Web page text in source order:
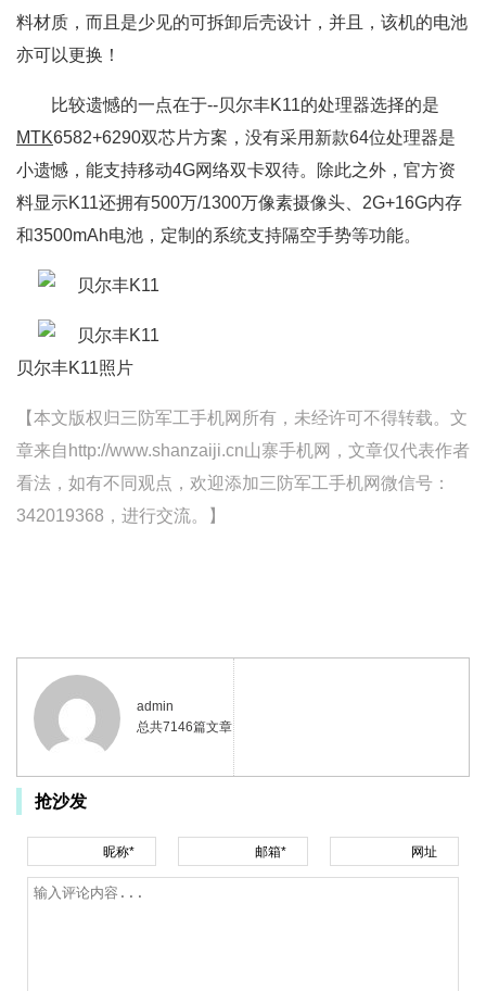
料材质，而且是少见的可拆卸后壳设计，并且，该机的电池
亦可以更换！
比较遗憾的一点在于--贝尔丰K11的处理器选择的是
MTK6582+6290双芯片方案，没有采用新款64位处理器是
小遗憾，能支持移动4G网络双卡双待。除此之外，官方资
料显示K11还拥有500万/1300万像素摄像头、2G+16G内存
和3500mAh电池，定制的系统支持隔空手势等功能。
贝尔丰K11照片
【本文版权归三防军工手机网所有，未经许可不得转载。文
章来自http://www.shanzaiji.cn山寨手机网，文章仅代表作者
看法，如有不同观点，欢迎添加三防军工手机网微信号：
342019368，进行交流。】
admin
总共7146篇文章
抢沙发
昵称* 邮箱* 网址